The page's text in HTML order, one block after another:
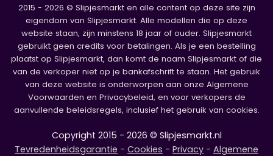
2015 - 2026 © Slipjesmarkt en alle content op deze site zijn
eigendom van Slipjesmarkt. Alle modellen die op deze
website staan, zijn minstens 18 jaar of ouder. Slipjesmarkt
gebruikt geen credits voor betalingen. Als je een bestelling
plaatst op Slipjesmarkt, dan komt de naam Slipjesmarkt of die
van de verkoper niet op je bankafschrift te staan. Het gebruik
van deze website is onderworpen aan onze Algemene
Voorwaarden en Privacybeleid, en voor verkopers de
aanvullende beleidsregels, inclusief het gebruik van cookies.
Copyright 2015 - 2026 © Slipjesmarkt.nl
Tevredenheidsgarantie - Cookies - Privacy - Algemene